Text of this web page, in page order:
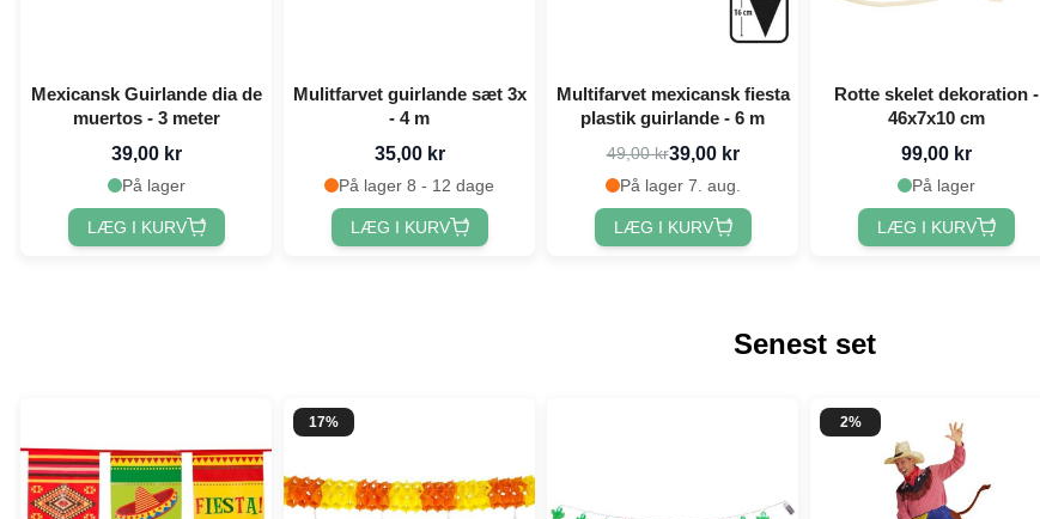
Mexicansk Guirlande dia de
muertos - 3 meter
39,00 kr
På lager
LÆG I KURV
Mulitfarvet guirlande sæt 3x
- 4 m
35,00 kr
På lager 8 - 12 dage
LÆG I KURV
Multifarvet mexicansk fiesta
plastik guirlande - 6 m
49,00 kr39,00 kr
På lager 7. aug.
LÆG I KURV
Rotte skelet dekoration -
46x7x10 cm
99,00 kr
På lager
LÆG I KURV
Senest set
17% 2%